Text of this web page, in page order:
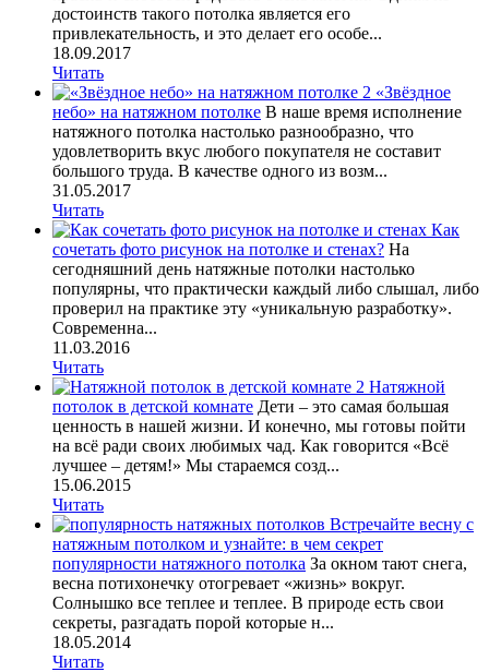
достоинств такого потолка является его
привлекательность, и это делает его особе...
18.09.2017
Читать
«Звёздное
небо» на натяжном потолке В наше время исполнение
натяжного потолка настолько разнообразно, что
удовлетворить вкус любого покупателя не составит
большого труда. В качестве одного из возм...
31.05.2017
Читать
Как
сочетать фото рисунок на потолке и стенах? На
сегодняшний день натяжные потолки настолько
популярны, что практически каждый либо слышал, либо
проверил на практике эту «уникальную разработку».
Современна...
11.03.2016
Читать
Натяжной
потолок в детской комнате Дети – это самая большая
ценность в нашей жизни. И конечно, мы готовы пойти
на всё ради своих любимых чад. Как говорится «Всё
лучшее – детям!» Мы стараемся созд...
15.06.2015
Читать
Встречайте весну с
натяжным потолком и узнайте: в чем секрет
популярности натяжного потолка За окном тают снега,
весна потихонечку отогревает «жизнь» вокруг.
Солнышко все теплее и теплее. В природе есть свои
секреты, разгадать порой которые н...
18.05.2014
Читать